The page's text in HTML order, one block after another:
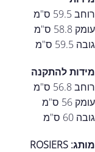
רוחב 59.5 ס"מ
עומק 58.8 ס"מ
גובה 59.5 ס"מ
מידות להתקנה
רוחב 56.8 ס"מ
עומק 56 ס"מ
גובה 60 ס"מ
מותג: ROSIERS